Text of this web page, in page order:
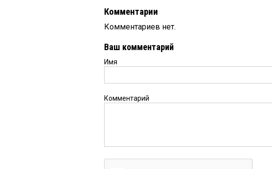
Комментарии
Комментариев нет.
Ваш комментарий
Имя
Комментарий